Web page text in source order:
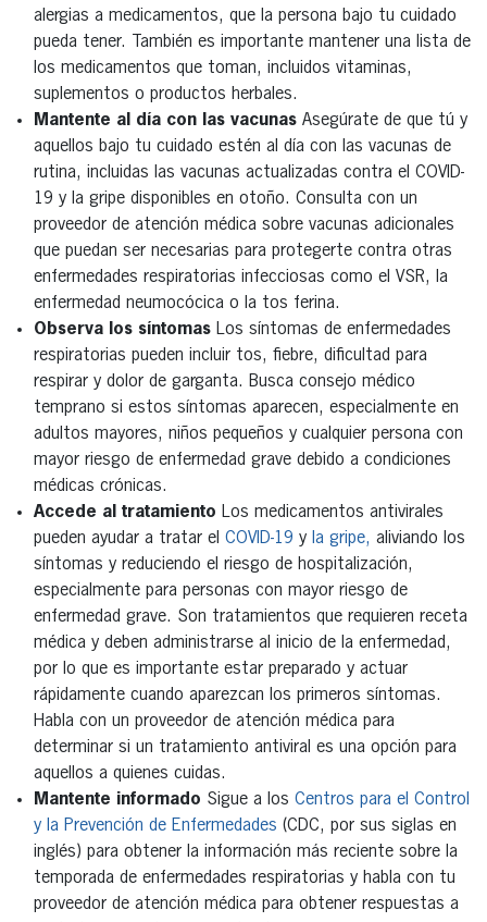
alergias a medicamentos, que la persona bajo tu cuidado
pueda tener. También es importante mantener una lista de
los medicamentos que toman, incluidos vitaminas,
suplementos o productos herbales.
Mantente al día con las vacunas Asegúrate de que tú y
aquellos bajo tu cuidado estén al día con las vacunas de
rutina, incluidas las vacunas actualizadas contra el COVID-
19 y la gripe disponibles en otoño. Consulta con un
proveedor de atención médica sobre vacunas adicionales
que puedan ser necesarias para protegerte contra otras
enfermedades respiratorias infecciosas como el VSR, la
enfermedad neumocócica o la tos ferina.
Observa los síntomas Los síntomas de enfermedades
respiratorias pueden incluir tos, fiebre, dificultad para
respirar y dolor de garganta. Busca consejo médico
temprano si estos síntomas aparecen, especialmente en
adultos mayores, niños pequeños y cualquier persona con
mayor riesgo de enfermedad grave debido a condiciones
médicas crónicas.
Accede al tratamiento Los medicamentos antivirales
pueden ayudar a tratar el COVID-19 y la gripe, aliviando los
síntomas y reduciendo el riesgo de hospitalización,
especialmente para personas con mayor riesgo de
enfermedad grave. Son tratamientos que requieren receta
médica y deben administrarse al inicio de la enfermedad,
por lo que es importante estar preparado y actuar
rápidamente cuando aparezcan los primeros síntomas.
Habla con un proveedor de atención médica para
determinar si un tratamiento antiviral es una opción para
aquellos a quienes cuidas.
Mantente informado Sigue a los Centros para el Control
y la Prevención de Enfermedades (CDC, por sus siglas en
inglés) para obtener la información más reciente sobre la
temporada de enfermedades respiratorias y habla con tu
proveedor de atención médica para obtener respuestas a